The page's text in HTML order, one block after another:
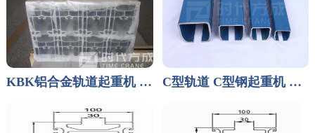
KBK铝合金轨道起重机 铝合金组合式起重机 C型轨道 C型钢起重机 KBK轨道型钢